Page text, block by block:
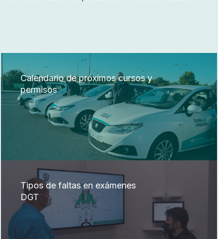
Calendario de próximos cursos y
permisos
Tipos de faltas en exámenes
DGT